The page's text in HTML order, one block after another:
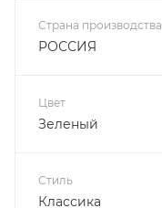
Страна производства
РОССИЯ
Цвет
Зеленый
Стиль
Классика